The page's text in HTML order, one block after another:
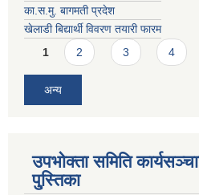
का.स.मु. बागमती प्रदेश
खेलाडी बिद्यार्थी विवरण तयारी फारम
Pages
1 2 3 4
अन्य
उपभोक्ता समिति
पु्स्तिका